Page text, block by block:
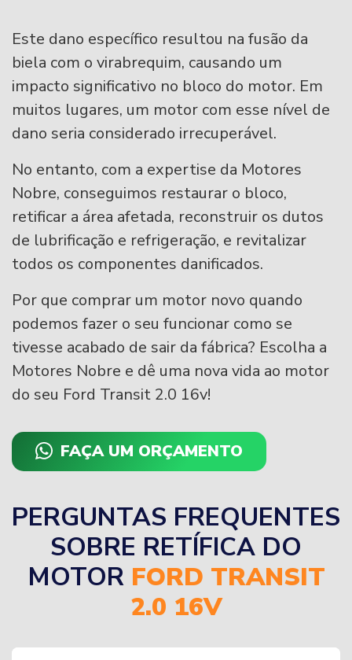
Este dano específico resultou na fusão da
biela com o virabrequim, causando um
impacto significativo no bloco do motor. Em
muitos lugares, um motor com esse nível de
dano seria considerado irrecuperável.
No entanto, com a expertise da Motores
Nobre, conseguimos restaurar o bloco,
retificar a área afetada, reconstruir os dutos
de lubrificação e refrigeração, e revitalizar
todos os componentes danificados.
Por que comprar um motor novo quando
podemos fazer o seu funcionar como se
tivesse acabado de sair da fábrica? Escolha a
Motores Nobre e dê uma nova vida ao motor
do seu Ford Transit 2.0 16v!
FAÇA UM ORÇAMENTO
PERGUNTAS FREQUENTES
SOBRE RETÍFICA DO
MOTOR FORD TRANSIT
2.0 16V